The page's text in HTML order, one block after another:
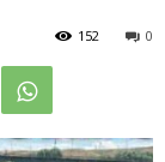
0
152